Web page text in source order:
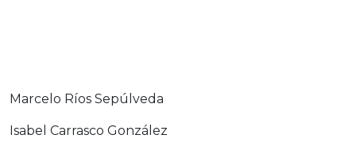
Marcelo Ríos Sepúlveda
Isabel Carrasco González